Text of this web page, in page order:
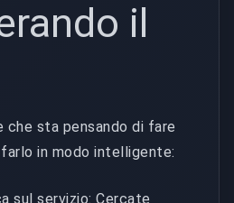
il
che sta pensando di fare
in modo intelligente:
sul servizio: Cercate